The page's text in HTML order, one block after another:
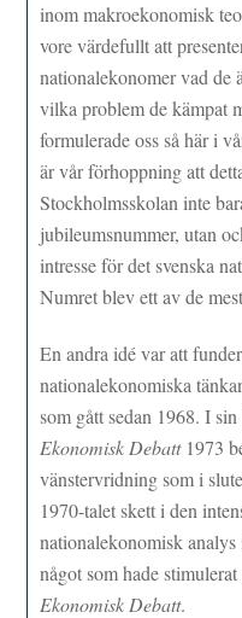
inom makroekonomisk
vore värdefullt att
nationalekonomer vad de
vilka problem de kämpat
formulerade oss så här i
är vår förhoppning att
Stockholmsskolan inte
jubileumsnummer, utan
intresse för det svenska
Numret blev ett av de
En andra idé var att
nationalekonomiska
som gått sedan 1968. I
Ekonomisk Debatt1973
vänstervridning som i
1970-talet skett i den
nationalekonomisk
något som hade
Ekonomisk Debatt.